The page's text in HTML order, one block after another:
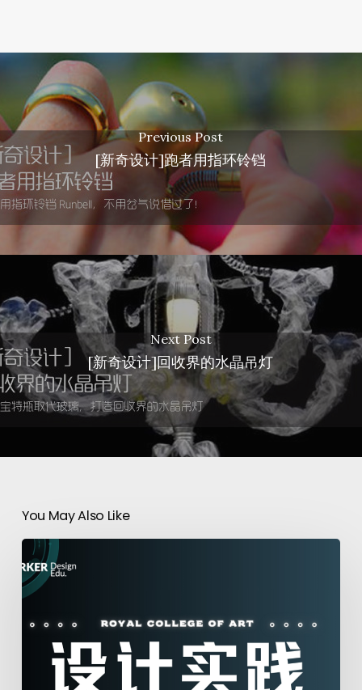
Previous Post
[新奇设计]跑者用指环铃铛
Next Post
[新奇设计]回收界的水晶吊灯
You May Also Like